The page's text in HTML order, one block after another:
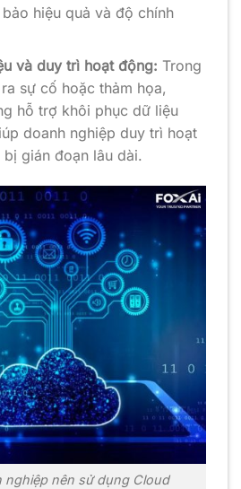
hiệu quả và độ chính
và duy trì hoạt động: Trong
sự cố hoặc thảm họa,
hỗ trợ khôi phục dữ liệu
doanh nghiệp duy trì hoạt
gián đoạn lâu dài.
nghiệp nên sử dụng Cloud